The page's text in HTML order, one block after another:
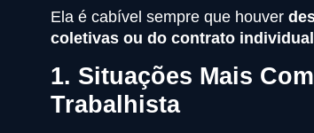
Ela é cabível sempre que houver
coletivas ou do contrato
1. Situações Mais
Trabalhista